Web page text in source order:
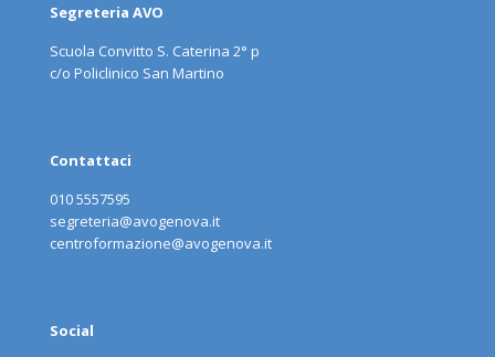
Segreteria AVO
Scuola Convitto S. Caterina 2° p
c/o Policlinico San Martino
Contattaci
010 5557595
segreteria@avogenova.it
centroformazione@avogenova.it
Social